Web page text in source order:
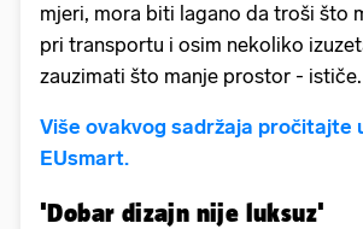
mjeri, mora biti lagano da troši što
pri transportu i osim nekoliko
zauzimati što manje prostor - ističe.
Više ovakvog sadržaja pročitajte
EUsmart.
'Dobar dizajn nije luksuz'